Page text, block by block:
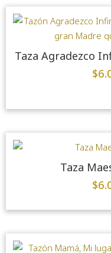
Taza Agradezco
$
Taza
$